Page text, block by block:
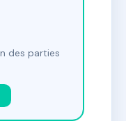
des parties